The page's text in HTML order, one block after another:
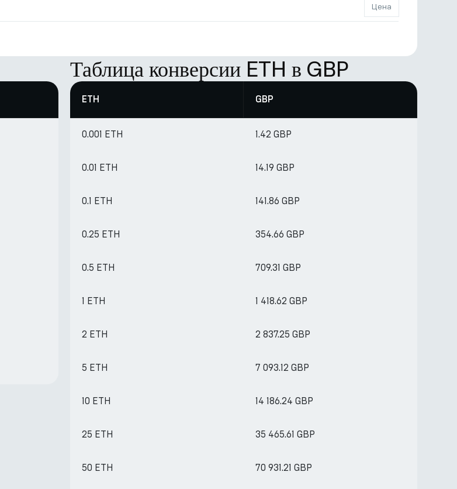
Цена
Таблица конверсии ETH в GBP
ETH GBP
0.001 ETH 1.42 GBP
0.01 ETH 14.19 GBP
0.1 ETH 141.86 GBP
0.25 ETH 354.66 GBP
0.5 ETH 709.31 GBP
1 ETH 1 418.62 GBP
2 ETH 2 837.25 GBP
5 ETH 7 093.12 GBP
10 ETH 14 186.24 GBP
25 ETH 35 465.61 GBP
50 ETH 70 931.21 GBP